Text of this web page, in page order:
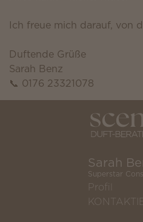
Ich freue mich darauf, von
Duftende Grüße
Sarah Benz
📞 0176 23321078
Sarah
Superstar
Profil